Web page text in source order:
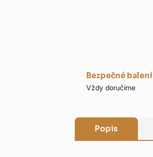
Bezpečné balení
Vždy doručíme
Popis